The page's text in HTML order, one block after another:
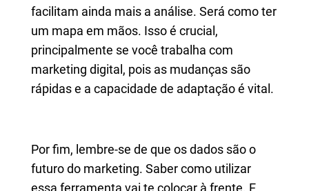
facilitam ainda mais a análise. Será como ter
um mapa em mãos. Isso é crucial,
principalmente se você trabalha com
marketing digital, pois as mudanças são
rápidas e a capacidade de adaptação é vital.
Por fim, lembre-se de que os dados são o
futuro do marketing. Saber como utilizar
essa ferramenta vai te colocar à frente. E